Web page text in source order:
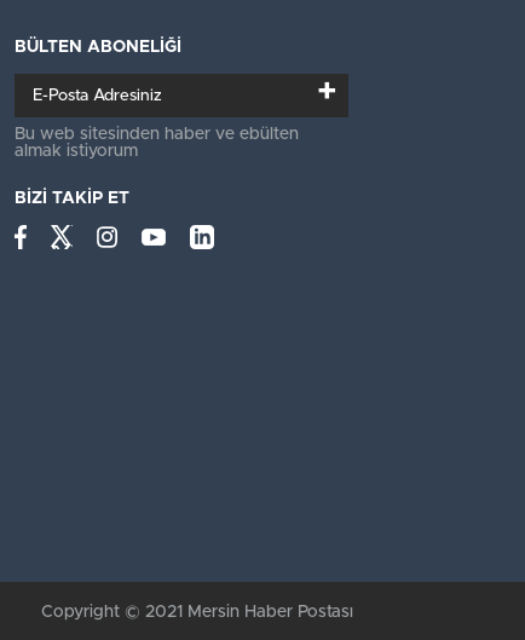
BÜLTEN ABONELİĞİ
+
Bu web sitesinden haber ve ebülten
almak istiyorum
BİZİ TAKİP ET
Copyright © 2021 Mersin Haber Postası